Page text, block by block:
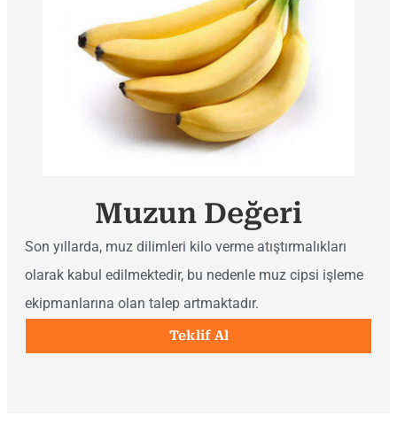
Muzun Değeri
Son yıllarda, muz dilimleri kilo verme atıştırmalıkları
olarak kabul edilmektedir, bu nedenle muz cipsi işleme
ekipmanlarına olan talep artmaktadır.
Teklif Al